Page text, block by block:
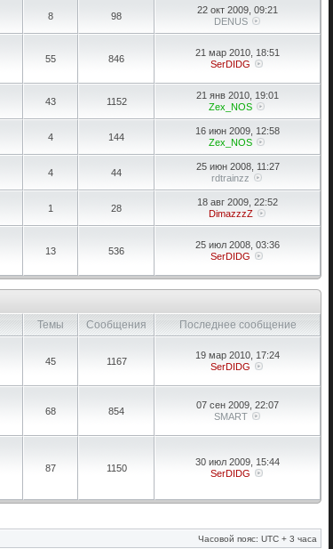
8 98
22 окт 2009, 09:21
DENUS
55 846
21 мар 2010, 18:51
SerDIDG
43 1152
21 янв 2010, 19:01
Zex_NOS
4 144
16 июн 2009, 12:58
Zex_NOS
4 44
25 июн 2008, 11:27
rdtrainzz
1 28
18 авг 2009, 22:52
DimazzzZ
13 536
25 июл 2008, 03:36
SerDIDG
Темы Сообщения
Последнее сообщение
45 1167
19 мар 2010, 17:24
SerDIDG
68 854
07 сен 2009, 22:07
SMART
87 1150
30 июл 2009, 15:44
SerDIDG
Часовой пояс: UTC + 3 часа